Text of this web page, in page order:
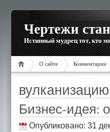
Чертежи
Истинный мудрец тот, кто
О сайте Комментарии
вулканизацию
Бизнес-идея:
Опубликовано: 31